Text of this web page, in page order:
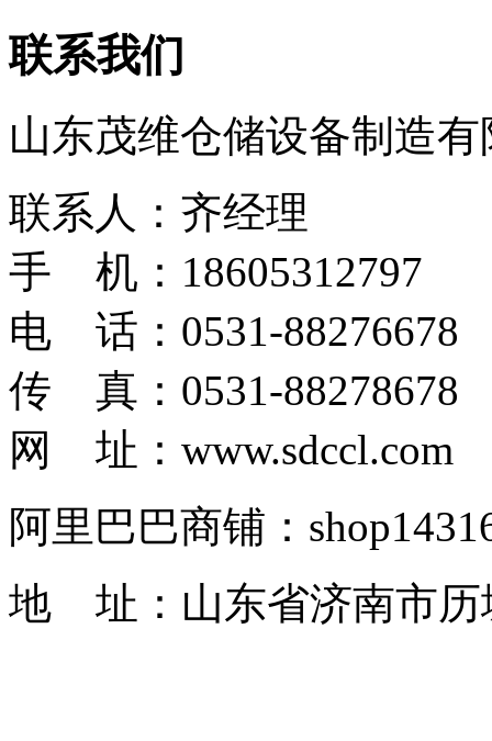
联系我们
山东茂维仓储设备制造
联系人：齐经理
手 机：18605312797
电 话：0531-88276678
传 真：0531-88278678
网 址：www.sdccl.com
阿里巴巴商铺：
地 址：山东省济南市历